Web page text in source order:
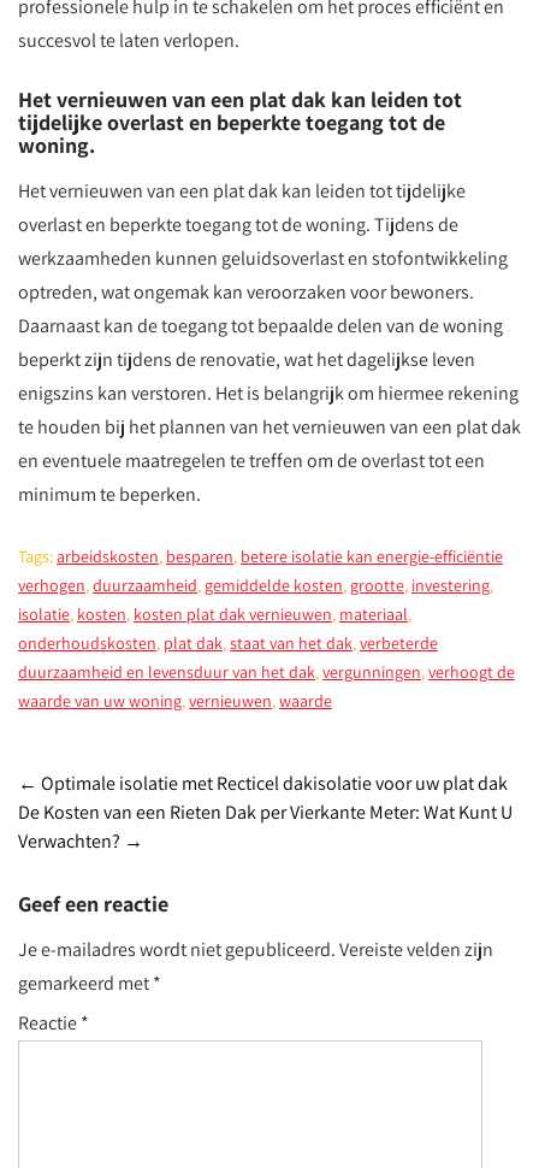
professionele hulp in te schakelen om het proces efficiënt en
succesvol te laten verlopen.
Het vernieuwen van een plat dak kan leiden tot
tijdelijke overlast en beperkte toegang tot de
woning.
Het vernieuwen van een plat dak kan leiden tot tijdelijke
overlast en beperkte toegang tot de woning. Tijdens de
werkzaamheden kunnen geluidsoverlast en stofontwikkeling
optreden, wat ongemak kan veroorzaken voor bewoners.
Daarnaast kan de toegang tot bepaalde delen van de woning
beperkt zijn tijdens de renovatie, wat het dagelijkse leven
enigszins kan verstoren. Het is belangrijk om hiermee rekening
te houden bij het plannen van het vernieuwen van een plat dak
en eventuele maatregelen te treffen om de overlast tot een
minimum te beperken.
Tags:arbeidskosten, besparen, betere isolatie kan energie-efficiëntie
verhogen,duurzaamheid, gemiddelde kosten, grootte, investering,
isolatie, kosten, kosten plat dak vernieuwen, materiaal,
onderhoudskosten, plat dak,staat van het dak,verbeterde
duurzaamheid en levensduur van het dak,vergunningen,verhoogt de
waarde van uw woning,vernieuwen,waarde
Post
navigation
← Optimale isolatie met Recticel dakisolatie voor uw plat dak
De Kosten van een Rieten Dak per Vierkante Meter: Wat Kunt U
Verwachten? →
Geef een reactie
Je e-mailadres wordt niet gepubliceerd.Vereiste velden zijn
gemarkeerd met*
Reactie*